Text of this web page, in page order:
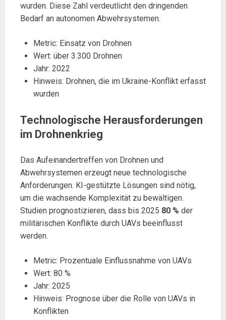
wurden. Diese Zahl verdeutlicht den dringenden
Bedarf an autonomen Abwehrsystemen.
Metric: Einsatz von Drohnen
Wert: über 3.300 Drohnen
Jahr: 2022
Hinweis: Drohnen, die im Ukraine-Konflikt erfasst
wurden
Technologische Herausforderungen
im Drohnenkrieg
Das Aufeinandertreffen von Drohnen und
Abwehrsystemen erzeugt neue technologische
Anforderungen. KI-gestützte Lösungen sind nötig,
um die wachsende Komplexität zu bewältigen.
Studien prognostizieren, dass bis 2025 80 % der
militärischen Konflikte durch UAVs beeinflusst
werden.
Metric: Prozentuale Einflussnahme von UAVs
Wert: 80 %
Jahr: 2025
Hinweis: Prognose über die Rolle von UAVs in
Konflikten